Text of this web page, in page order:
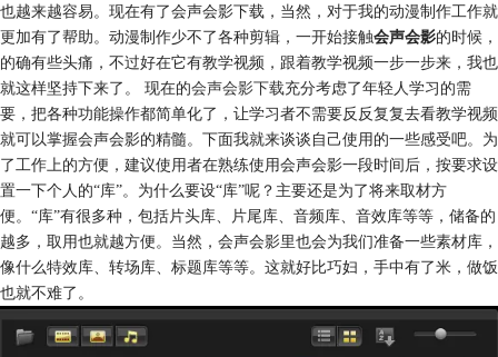
也越来越容易。现在有了会声会影下载，当然，对于我的动漫制作工作就
更加有了帮助。动漫制作少不了各种剪辑，一开始接触会声会影的时候，
的确有些头痛，不过好在它有教学视频，跟着教学视频一步一步来，我也
就这样坚持下来了。 现在的会声会影下载充分考虑了年轻人学习的需
要，把各种功能操作都简单化了，让学习者不需要反反复复去看教学视频
就可以掌握会声会影的精髓。下面我就来谈谈自己使用的一些感受吧。为
了工作上的方便，建议使用者在熟练使用会声会影一段时间后，按要求设
置一下个人的“库”。为什么要设“库”呢？主要还是为了将来取材方
便。“库”有很多种，包括片头库、片尾库、音频库、音效库等等，储备的
越多，取用也就越方便。当然，会声会影里也会为我们准备一些素材库，
像什么特效库、转场库、标题库等等。这就好比巧妇，手中有了米，做饭
也就不难了。